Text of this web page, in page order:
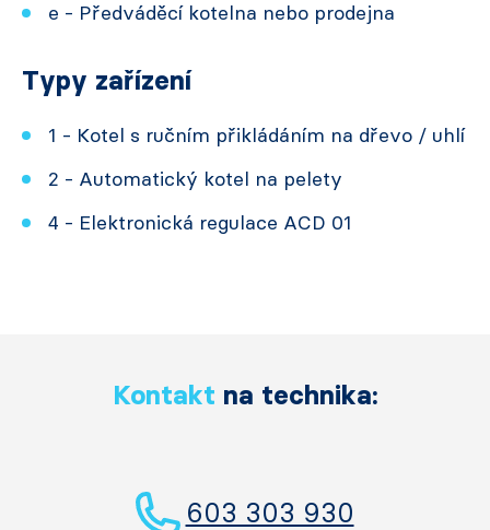
e - Předváděcí kotelna nebo prodejna
Typy zařízení
1 - Kotel s ručním přikládáním na dřevo / uhlí
2 - Automatický kotel na pelety
4 - Elektronická regulace ACD 01
Kontakt na technika:
603 303 930